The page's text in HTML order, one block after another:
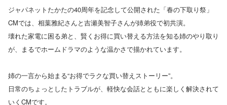
ジャパネットたかたの40周年を記念して公開された「春の下取り祭」
CMでは、相葉雅紀さんと吉瀬美智子さんが姉弟役で初共演。
壊れた家電に困る弟と、賢くお得に買い替える方法を知る姉のやり取り
が、まるでホームドラマのような温かさで描かれています。
姉の一言から始まる“お得でラクな買い替えストーリー”。
日常のちょっとしたトラブルが、軽快な会話とともに楽しく解決されて
いくCMです。